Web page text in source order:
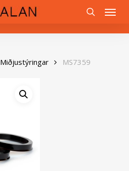
Menu
Miðjustýringar MS7359